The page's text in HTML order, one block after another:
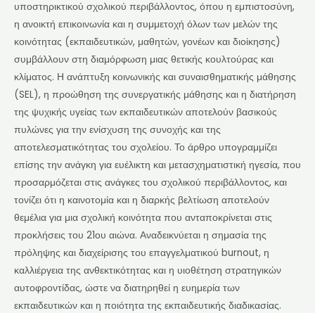
υποστηρικτικού σχολικού περιβάλλοντος, όπου η εμπιστοσύνη,
η ανοικτή επικοινωνία και η συμμετοχή όλων των μελών της
κοινότητας (εκπαιδευτικών, μαθητών, γονέων και διοίκησης)
συμβάλλουν στη διαμόρφωση μιας θετικής κουλτούρας και
κλίματος. Η ανάπτυξη κοινωνικής και συναισθηματικής μάθησης
(SEL), η προώθηση της συνεργατικής μάθησης και η διατήρηση
της ψυχικής υγείας των εκπαιδευτικών αποτελούν βασικούς
πυλώνες για την ενίσχυση της συνοχής και της
αποτελεσματικότητας του σχολείου. Το άρθρο υπογραμμίζει
επίσης την ανάγκη για ευέλικτη και μετασχηματιστική ηγεσία, που
προσαρμόζεται στις ανάγκες του σχολικού περιβάλλοντος, και
τονίζει ότι η καινοτομία και η διαρκής βελτίωση αποτελούν
θεμέλια για μια σχολική κοινότητα που ανταποκρίνεται στις
προκλήσεις του 21ου αιώνα. Αναδεικνύεται η σημασία της
πρόληψης και διαχείρισης του επαγγελματικού burnout, η
καλλιέργεια της ανθεκτικότητας και η υιοθέτηση στρατηγικών
αυτοφροντίδας, ώστε να διατηρηθεί η ευημερία των
εκπαιδευτικών και η ποιότητα της εκπαιδευτικής διαδικασίας.